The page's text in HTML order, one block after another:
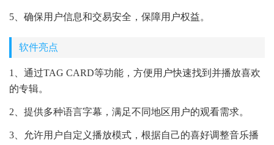
5、确保用户信息和交易安全，保障用户权益。
软件亮点
1、通过TAG CARD等功能，方便用户快速找到并播放喜欢
的专辑。
2、提供多种语言字幕，满足不同地区用户的观看需求。
3、允许用户自定义播放模式，根据自己的喜好调整音乐播